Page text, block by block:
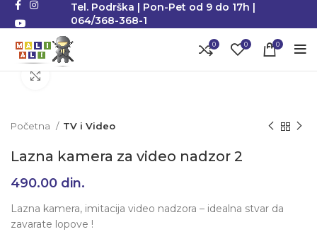
Tel. Podrška | Pon-Pet od 9 do 17h |
064/368-368-1
0 0 0
Početna TV i Video
Lazna kamera za video nadzor 2
490.00 din.
Lazna kamera, imitacija video nadzora – idealna stvar da
zavarate lopove !